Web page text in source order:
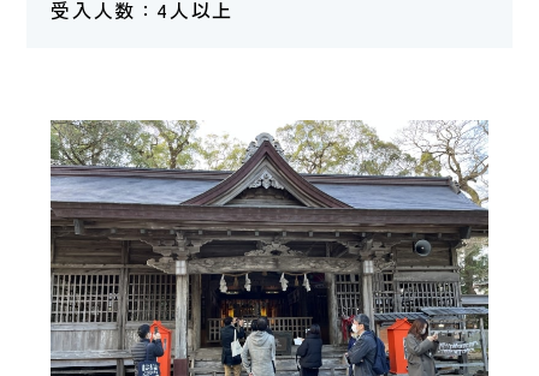
受入人数：4人以上